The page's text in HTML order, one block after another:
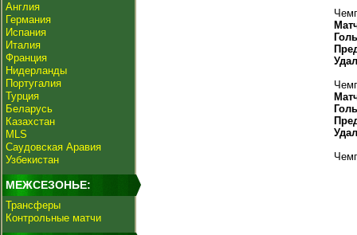
Англия
Германия
Испания
Италия
Франция
Нидерланды
Португалия
Турция
Беларусь
Казахстан
MLS
Саудовская Аравия
Узбекистан
МЕЖСЕЗОНЬЕ:
Трансферы
Контрольные матчи